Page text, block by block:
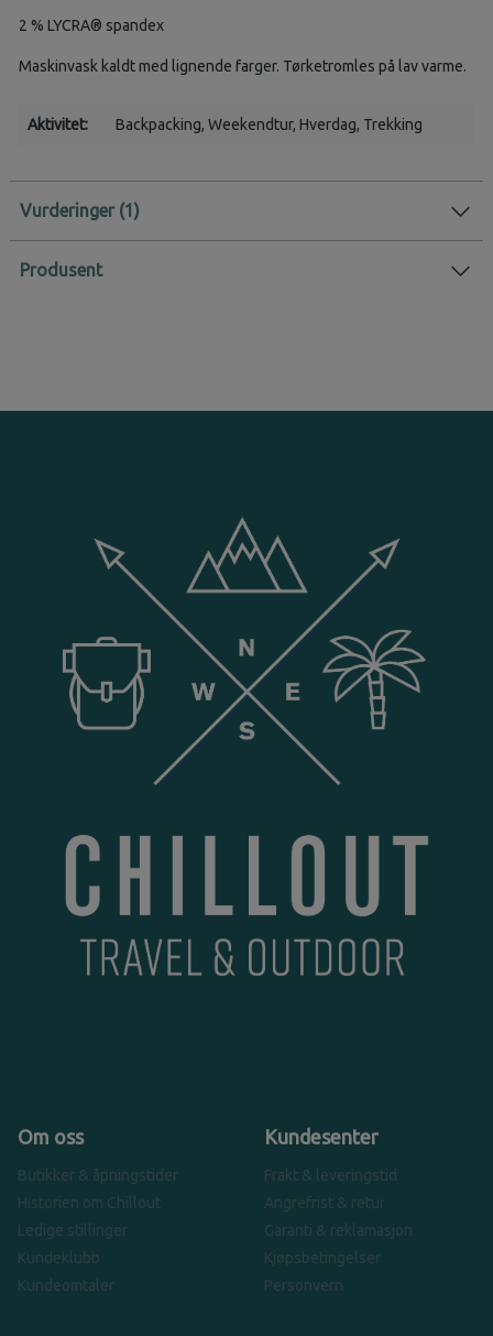
2 % LYCRA® spandex
Maskinvask kaldt med lignende farger. Tørketromles på lav varme.
Aktivitet: Backpacking, Weekendtur, Hverdag, Trekking
Vurderinger
Produsent
Om oss
Butikker & åpningstider
Historien om Chillout
Ledige stillinger
Kundeklubb
Kundeomtaler
Kundesenter
Frakt & leveringstid
Angrefrist & retur
Garanti & reklamasjon
Kjøpsbetingelser
Personvern